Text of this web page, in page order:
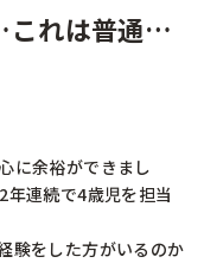
れは普通？
に余裕ができまし
連続で4歳児を担当
験をした方がいるのか